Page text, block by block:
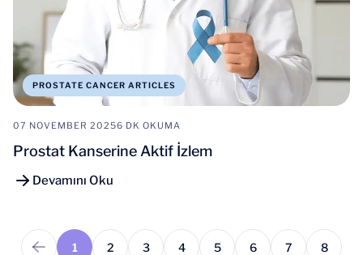
PROSTATE CANCER ARTICLES
07 NOVEMBER 20256 DK OKUMA
Prostat Kanserine Aktif İzlem
Devamını Oku
1 2 3 4 5 6 7 8